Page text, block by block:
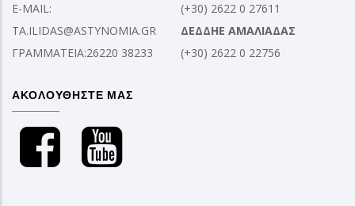
E-MAIL:
TA.ILIDAS@ASTYNOMIA.GR
ΓΡΑΜΜΑΤΕΙΑ:26220 38233
(+30) 2622 0 27611
ΔΕΔΔΗΕ ΑΜΑΛΙΑΔΑΣ
(+30) 2622 0 22756
ΑΚΟΛΟΥΘΗΣΤΕ ΜΑΣ